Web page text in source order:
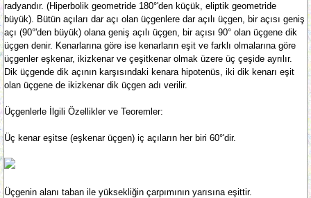
radyandır. (Hiperbolik geometride 180°'den küçük, eliptik geometride
büyük). Bütün açıları dar açı olan üçgenlere dar açılı üçgen, bir açısı geniş
açı (90°'den büyük) olana geniş açılı üçgen, bir açısı 90° olan üçgene dik
üçgen denir. Kenarlarına göre ise kenarların eşit ve farklı olmalarına göre
üçgenler eşkenar, ikizkenar ve çeşitkenar olmak üzere üç çeşide ayrılır.
Dik üçgende dik açının karşısındaki kenara hipotenüs, iki dik kenarı eşit
olan üçgene de ikizkenar dik üçgen adı verilir.
Üçgenlerle İlgili Özellikler ve Teoremler:
Üç kenar eşitse (eşkenar üçgen) iç açıların her biri 60°'dir.
Üçgenin alanı taban ile yüksekliğin çarpımının yarısına eşittir.